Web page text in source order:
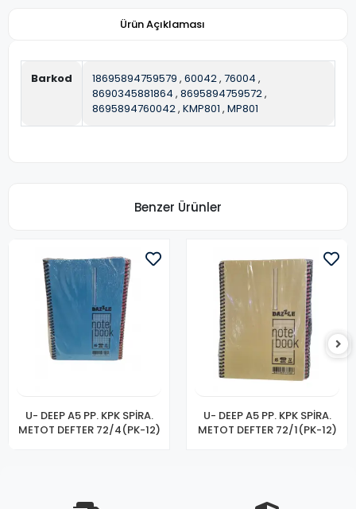
Ürün Açıklaması
Barkod 18695894759579 , 60042, 76004 ,
8690345881864 , 8695894759572,
8695894760042, KMP801 , MP801
Benzer Ürünler
U- DEEP A5 PP. KPK SPİRA.
METOT DEFTER 72/4(PK-12)
U- DEEP A5 PP. KPK SPİRA.
METOT DEFTER 72/1(PK-12)